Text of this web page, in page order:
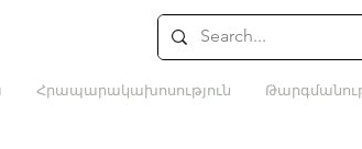
Հրապարակախոսություն